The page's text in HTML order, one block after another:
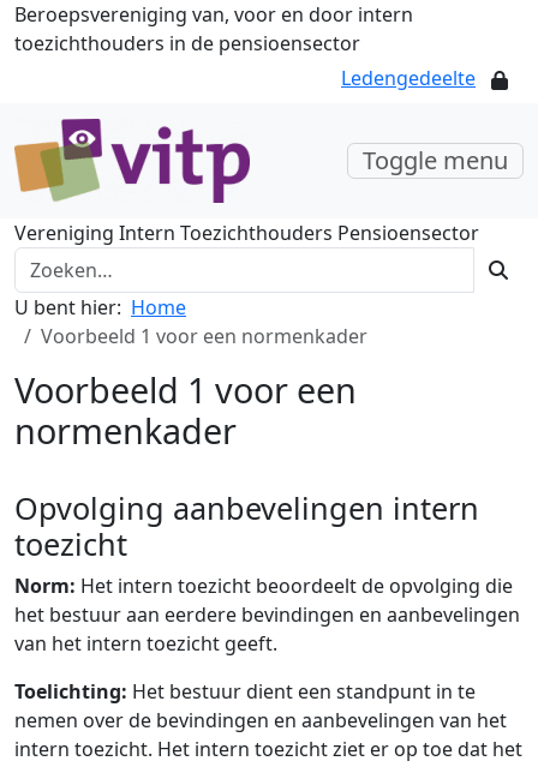
Beroepsvereniging van, voor en door intern
toezichthouders in de pensioensector
Ledengedeelte
Toggle menu
Vereniging Intern Toezichthouders Pensioensector
U bent hier: Home
Voorbeeld 1 voor een normenkader
Voorbeeld 1 voor een
normenkader
Opvolging aanbevelingen intern
toezicht
Norm: Het intern toezicht beoordeelt de opvolging die
het bestuur aan eerdere bevindingen en aanbevelingen
van het intern toezicht geeft.
Toelichting: Het bestuur dient een standpunt in te
nemen over de bevindingen en aanbevelingen van het
intern toezicht. Het intern toezicht ziet er op toe dat het